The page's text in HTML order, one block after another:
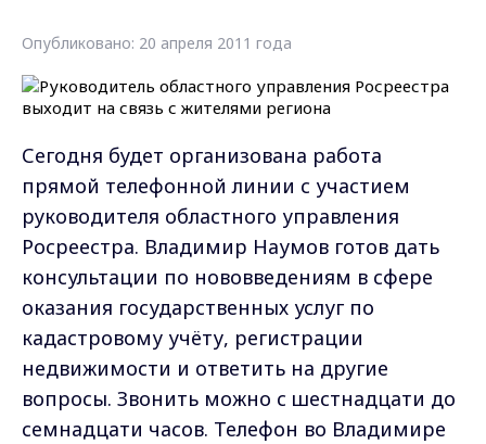
Опубликовано: 20 апреля 2011 года
Сегодня будет организована работа
прямой телефонной линии с участием
руководителя областного управления
Росреестра. Владимир Наумов готов дать
консультации по нововведениям в сфере
оказания государственных услуг по
кадастровому учёту, регистрации
недвижимости и ответить на другие
вопросы. Звонить можно с шестнадцати до
семнадцати часов. Телефон во Владимире